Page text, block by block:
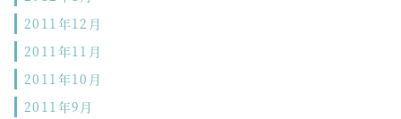
2011年12月
2011年11月
2011年10月
2011年9月